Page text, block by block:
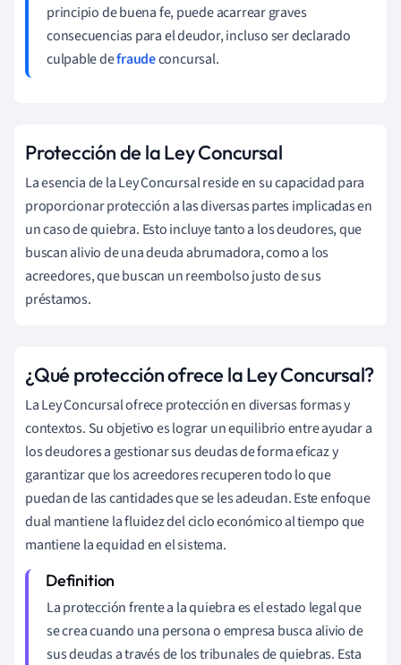
principio de buena fe, puede acarrear graves
consecuencias para el deudor, incluso ser declarado
culpable defraudeconcursal.
Protección de la Ley Concursal
La esencia de la Ley Concursal reside en su capacidad para
proporcionar protección a las diversas partes implicadas en
un caso de quiebra. Esto incluye tanto a los deudores, que
buscan alivio de una deuda abrumadora, como a los
acreedores, que buscan un reembolso justo de sus
préstamos.
¿Qué protección ofrece la Ley Concursal?
La Ley Concursal ofrece protección en diversas formas y
contextos. Su objetivo es lograr un equilibrio entre ayudar a
los deudores a gestionar sus deudas de forma eficaz y
garantizar que los acreedores recuperen todo lo que
puedan de las cantidades que se les adeudan. Este enfoque
dual mantiene la fluidez del ciclo económico al tiempo que
mantiene la equidad en el sistema.
La protección frente a la quiebra es el estado legal que
se crea cuando una persona o empresa busca alivio de
sus deudas a través de los tribunales de quiebras. Esta